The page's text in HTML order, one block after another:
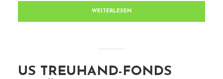
WEITERLESEN
US TREUHAND-FONDS